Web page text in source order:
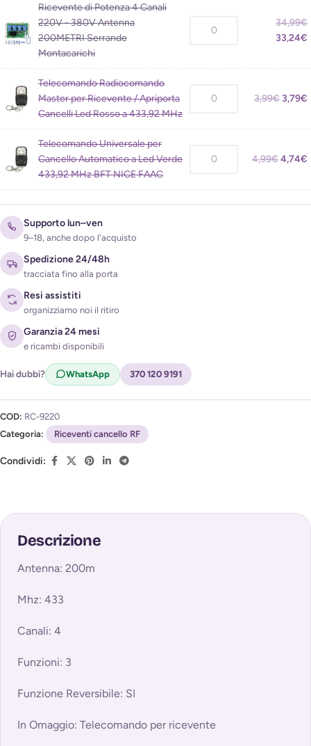
Avvisami quando torna disponibile
Acconsento al trattamento dei miei dati per ricevere
l'avviso di disponibilità (Privacy Policy
Ricevente di Potenza 4 Canali
220V - 380V Antenna
200METRI Serrande
Montacarichi
34,99€
33,24€
Telecomando Radiocomando
Master per Ricevente / Apriporta
Cancelli Led Rosso a 433,92 MHz
3,99€ 3,79€
Telecomando Universale per
Cancello Automatico a Led Verde
433,92 MHz BFT NICE FAAC
4,99€4,74€
Supporto lun–ven
9–18, anche dopo l'acquisto
Spedizione 24/48h
tracciata fino alla porta
Resi assistiti
organizziamo noi il ritiro
Garanzia 24 mesi
e ricambi disponibili
Hai dubbi? WhatsApp 370 120 9191
COD: RC-9220
Categoria:
Riceventi cancello RF
Condividi:
Descrizione
Antenna: 200m
Mhz: 433
Canali: 4
Funzioni: 3
Funzione Reversibile: SI
In Omaggio: Telecomando per ricevente